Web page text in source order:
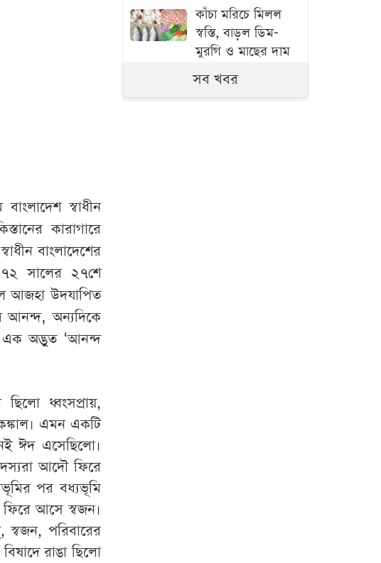
বাংলাদেশ স্বাধীন
কারাগারে
স্বাধীন বাংলাদেশের
সালের ২৭শে
আজহা উদযাপিত
আনন্দ,অন্যদিকে
অদ্ভুত ‘আনন্দ
ছিলো ধ্বংসপ্রায়,
। এমন একটি
ঈদ এসেছিলো।
আদৌ ফিরে
পর বধ্যভূমি
ফিরে আসে স্বজন।
,স্বজন, পরিবারের
বিষাদে রাঙা ছিলো
কাঁচা মরিচে মিলল
স্বস্তি, বাড়ল ডিম-
মুরগি ও মাছের দাম
বাংলাদেশ থেকে
সব খবর